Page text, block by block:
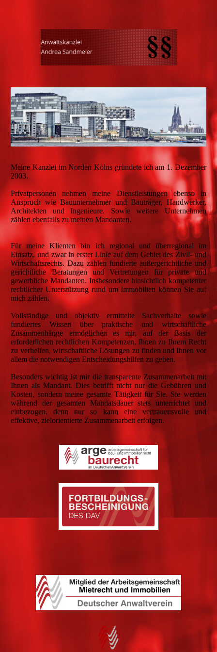
Meine Kanzlei im Norden Kölns gründete ich am 1. Dezember
2003.
Privatpersonen nehmen meine Dienstleistungen ebenso in
Anspruch wie Bauunternehmer und Bauträger, Handwerker,
Architekten und Ingenieure. Sowie weitere Unternehmen
zählen ebenfalls zu meinen Mandanten.
Für meine Klienten bin ich regional und überregional im
Einsatz, und zwar in erster Linie auf dem Gebiet des Zivil- und
Wirtschaftsrechts. Dazu zählen fundierte außergerichtliche und
gerichtliche Beratungen und Vertretungen für private und
gewerbliche Mandanten. Insbesondere hinsichtlich kompetenter
rechtlicher Unterstützung rund um Immobilien können Sie auf
mich zählen.
Vollständige und objektiv ermittelte Sachverhalte sowie
fundiertes Wissen über praktische und wirtschaftliche
Zusammenhänge ermöglichen es mir, auf der Basis der
erforderlichen rechtlichen Kompetenzen, Ihnen zu Ihrem Recht
zu verhelfen, wirtschaftliche Lösungen zu finden und Ihnen vor
allem die notwendigen Entscheidungshilfen zu geben.
Besonders wichtig ist mir die transparente Zusammenarbeit mit
Ihnen als Mandant. Dies betrifft nicht nur die Gebühren und
Kosten, sondern meine gesamte Tätigkeit für Sie. Sie werden
während der gesamten Mandatsdauer stets unterrichtet und
einbezogen, denn nur so kann eine vertrauensvolle und
effektive, zielorientierte Zusammenarbeit erfolgen.